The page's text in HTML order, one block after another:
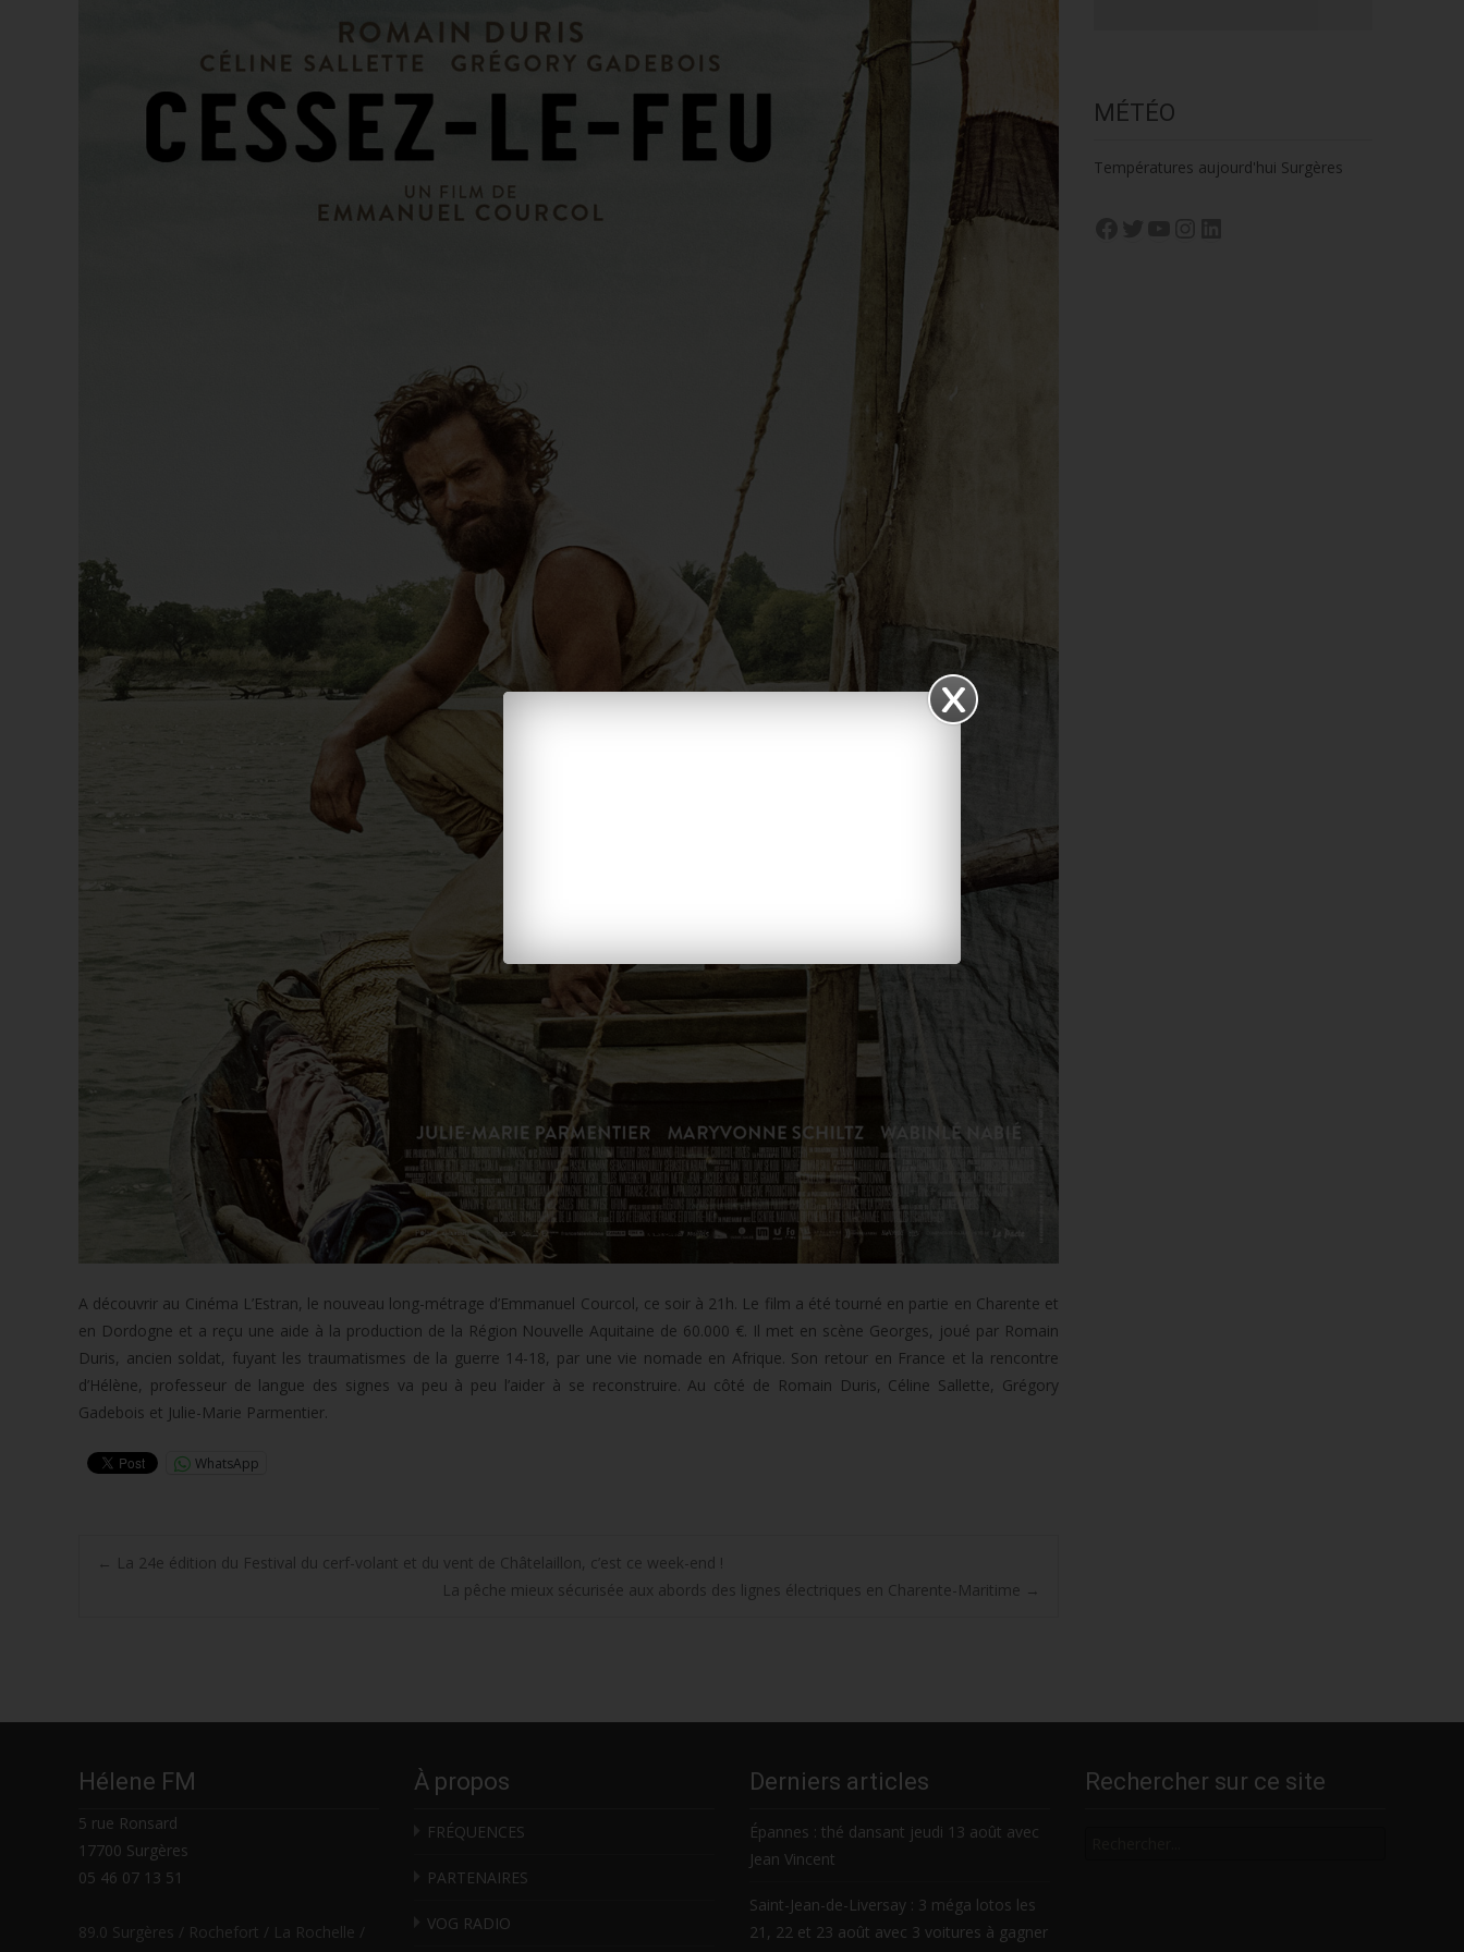
A découvrir au Cinéma L’Estran, le nouveau long-métrage d’Emmanuel Courcol, ce soir à 21h. Le film a été tourné en partie en Charente et
en Dordogne et a reçu une aide à la production de la Région Nouvelle Aquitaine de 60.000 €. Il met en scène Georges, joué par Romain
Duris, ancien soldat, fuyant les traumatismes de la guerre 14-18, par une vie nomade en Afrique. Son retour en France et la rencontre
d’Hélène, professeur de langue des signes va peu à peu l’aider à se reconstruire. Au côté de Romain Duris, Céline Sallette, Grégory
Gadebois et Julie-Marie Parmentier.
WhatsApp
Post
← La 24e édition du Festival du cerf-volant et du vent de Châtelaillon, c’est ce week-end !
La pêche mieux sécurisée aux abords des lignes électriques en Charente-Maritime →
MÉTÉO
Températures aujourd'hui Surgères
Hélene FM
5 rue Ronsard
17700 Surgères
05 46 07 13 51
89.0 Surgères / Rochefort / La Rochelle /
À propos
FRÉQUENCES
PARTENAIRES
VOG RADIO
Derniers articles
Épannes : thé dansant jeudi 13 août avec
Jean Vincent
Saint-Jean-de-Liversay : 3 méga lotos les
21, 22 et 23 août avec 3 voitures à gagner
Rechercher sur ce site